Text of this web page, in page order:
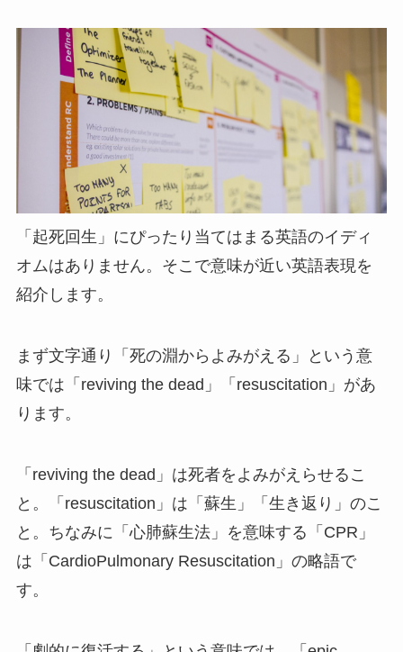
「起死回生」にぴったり当てはまる英語のイディ
オムはありません。そこで意味が近い英語表現を
紹介します。
まず文字通り「死の淵からよみがえる」という意
味では「reviving the dead」「resuscitation」があ
ります。
「reviving the dead」は死者をよみがえらせるこ
と。「resuscitation」は「蘇生」「生き返り」のこ
と。ちなみに「心肺蘇生法」を意味する「CPR」
は「CardioPulmonary Resuscitation」の略語で
す。